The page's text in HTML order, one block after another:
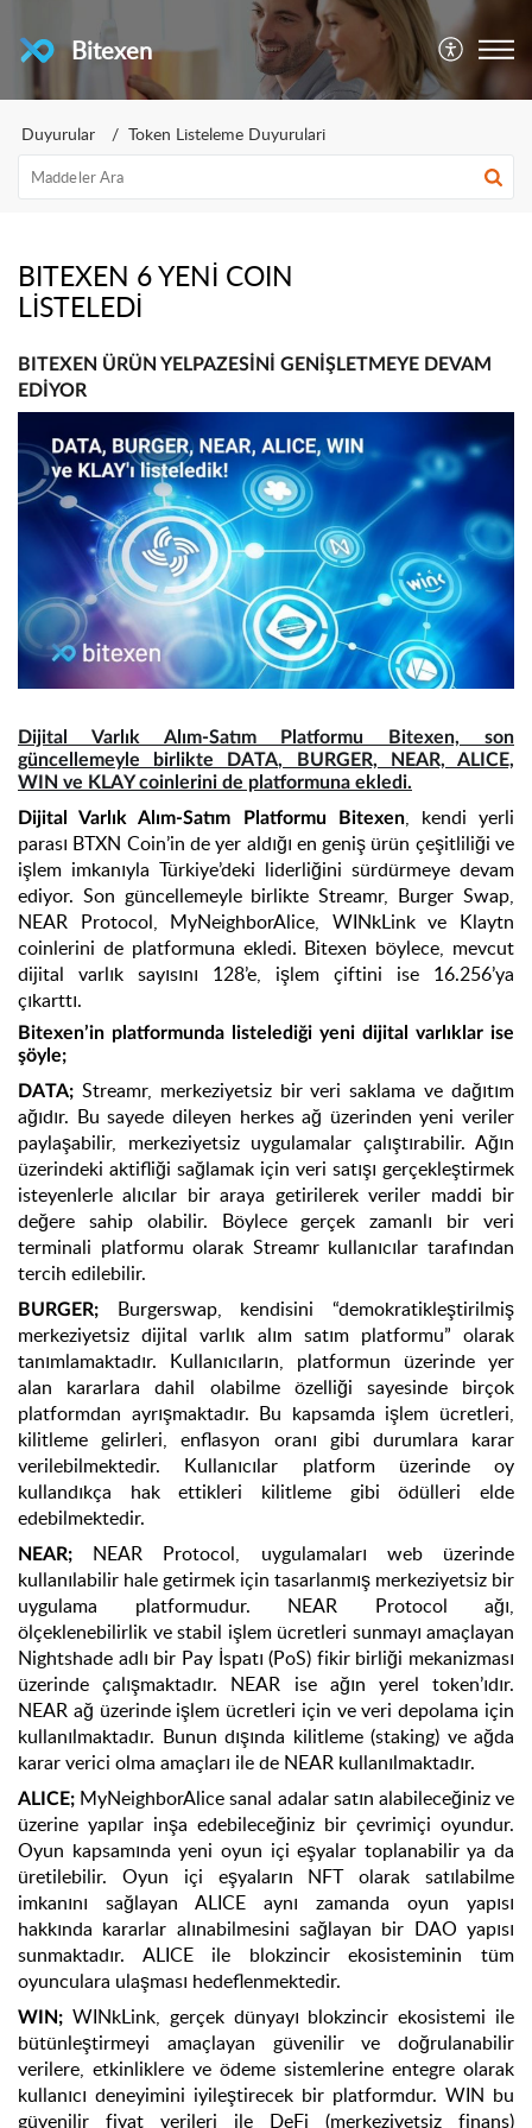
Bitexen
Duyurular Token Listeleme Duyurulari
BITEXEN 6 YENİ COIN
LİSTELEDİ
BITEXEN ÜRÜN YELPAZESİNİ GENİŞLETMEYE DEVAM
EDİYOR
Dijital Varlık Alım-Satım Platformu Bitexen, son
güncellemeyle birlikte DATA, BURGER, NEAR, ALICE,
WIN ve KLAY coinlerini de platformuna ekledi.
Dijital Varlık Alım-Satım Platformu Bitexen, kendi yerli
parası BTXN Coin’in de yer aldığı en geniş ürün çeşitliliği ve
işlem imkanıyla Türkiye’deki liderliğini sürdürmeye devam
ediyor. Son güncellemeyle birlikte Streamr, Burger Swap,
NEAR Protocol, MyNeighborAlice, WINkLink ve Klaytn
coinlerini de platformuna ekledi. Bitexen böylece, mevcut
dijital varlık sayısını 128’e, işlem çiftini ise 16.256’ya
çıkarttı.
Bitexen’in platformunda listelediği yeni dijital varlıklar ise
şöyle;
DATA; Streamr, merkeziyetsiz bir veri saklama ve dağıtım
ağıdır. Bu sayede dileyen herkes ağ üzerinden yeni veriler
paylaşabilir, merkeziyetsiz uygulamalar çalıştırabilir. Ağın
üzerindeki aktifliği sağlamak için veri satışı gerçekleştirmek
isteyenlerle alıcılar bir araya getirilerek veriler maddi bir
değere sahip olabilir. Böylece gerçek zamanlı bir veri
terminali platformu olarak Streamr kullanıcılar tarafından
tercih edilebilir.
BURGER; Burgerswap, kendisini “demokratikleştirilmiş
merkeziyetsiz dijital varlık alım satım platformu” olarak
tanımlamaktadır. Kullanıcıların, platformun üzerinde yer
alan kararlara dahil olabilme özelliği sayesinde birçok
platformdan ayrışmaktadır. Bu kapsamda işlem ücretleri,
kilitleme gelirleri, enflasyon oranı gibi durumlara karar
verilebilmektedir. Kullanıcılar platform üzerinde oy
kullandıkça hak ettikleri kilitleme gibi ödülleri elde
edebilmektedir.
NEAR; NEAR Protocol, uygulamaları web üzerinde
kullanılabilir hale getirmek için tasarlanmış merkeziyetsiz bir
uygulama platformudur. NEAR Protocol ağı,
ölçeklenebilirlik ve stabil işlem ücretleri sunmayı amaçlayan
Nightshade adlı bir Pay İspatı (PoS) fikir birliği mekanizması
üzerinde çalışmaktadır. NEAR ise ağın yerel token’ıdır.
NEAR ağ üzerinde işlem ücretleri için ve veri depolama için
kullanılmaktadır. Bunun dışında kilitleme (staking) ve ağda
karar verici olma amaçları ile de NEAR kullanılmaktadır.
ALICE; MyNeighborAlice sanal adalar satın alabileceğiniz ve
üzerine yapılar inşa edebileceğiniz bir çevrimiçi oyundur.
Oyun kapsamında yeni oyun içi eşyalar toplanabilir ya da
üretilebilir. Oyun içi eşyaların NFT olarak satılabilme
imkanını sağlayan ALICE aynı zamanda oyun yapısı
hakkında kararlar alınabilmesini sağlayan bir DAO yapısı
sunmaktadır. ALICE ile blokzincir ekosisteminin tüm
oyunculara ulaşması hedeflenmektedir.
WIN; WINkLink, gerçek dünyayı blokzincir ekosistemi ile
bütünleştirmeyi amaçlayan güvenilir ve doğrulanabilir
verilere, etkinliklere ve ödeme sistemlerine entegre olarak
kullanıcı deneyimini iyileştirecek bir platformdur. WIN bu
güvenilir fiyat verileri ile DeFi (merkeziyetsiz finans)